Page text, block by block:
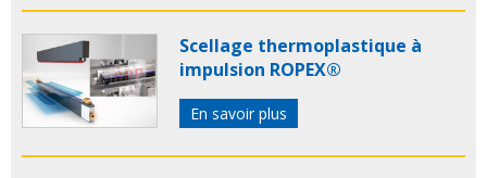
Scellage thermoplastique à
impulsion ROPEX®
En savoir plus